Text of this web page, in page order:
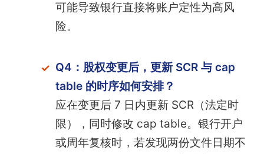
可能导致银行直接将账户定性为高风
险。
Q4：股权变更后，更新 SCR 与 cap
table 的时序如何安排？
应在变更后 7 日内更新 SCR（法定时
限），同时修改 cap table。银行开户
或周年复核时，若发现两份文件日期不